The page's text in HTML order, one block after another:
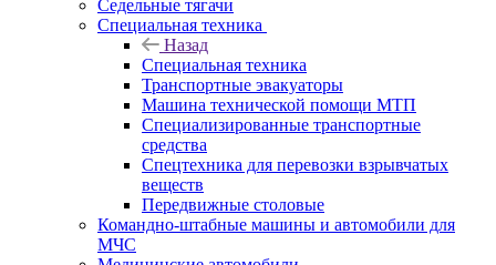
Седельные тягачи
Специальная техника
Назад
Специальная техника
Транспортные эвакуаторы
Машина технической помощи МТП
Специализированные транспортные
средства
Спецтехника для перевозки взрывчатых
веществ
Передвижные столовые
Командно-штабные машины и автомобили для
МЧС